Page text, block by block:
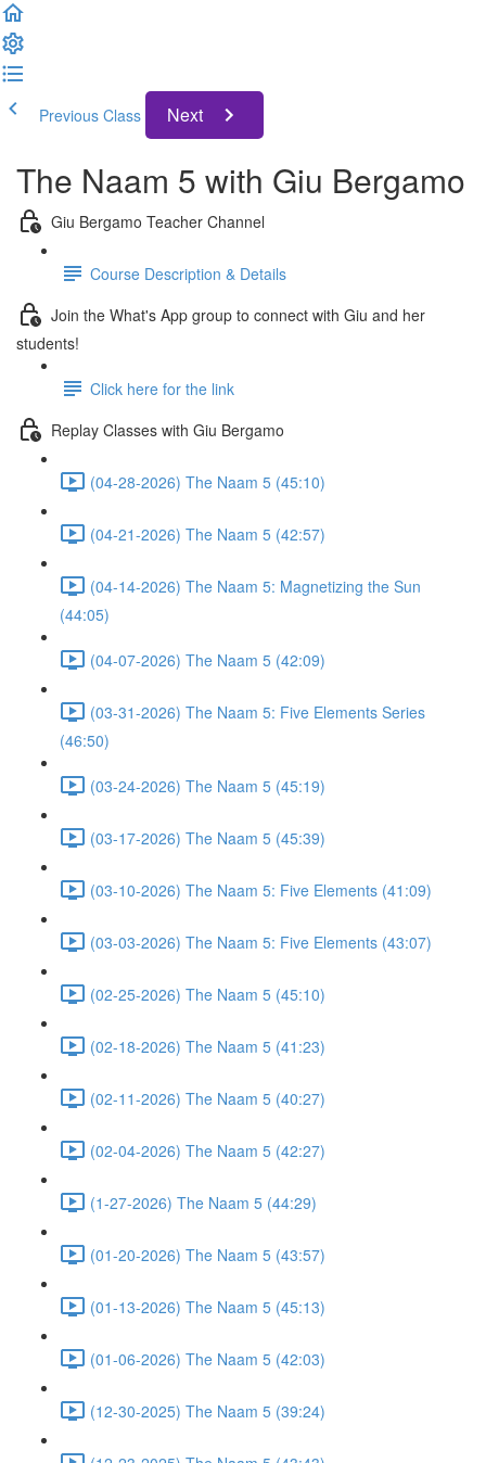
Previous Class Next
The Naam 5 with Giu Bergamo
Giu Bergamo Teacher Channel
Course Description & Details
Join the What's App group to connect with Giu and her
students!
Click here for the link
Replay Classes with Giu Bergamo
(04-28-2026) The Naam 5 (45:10)
(04-21-2026) The Naam 5 (42:57)
(04-14-2026) The Naam 5: Magnetizing the Sun
(44:05)
(04-07-2026) The Naam 5 (42:09)
(03-31-2026) The Naam 5: Five Elements Series
(46:50)
(03-24-2026) The Naam 5 (45:19)
(03-17-2026) The Naam 5 (45:39)
(03-10-2026) The Naam 5: Five Elements (41:09)
(03-03-2026) The Naam 5: Five Elements (43:07)
(02-25-2026) The Naam 5 (45:10)
(02-18-2026) The Naam 5 (41:23)
(02-11-2026) The Naam 5 (40:27)
(02-04-2026) The Naam 5 (42:27)
(1-27-2026) The Naam 5 (44:29)
(01-20-2026) The Naam 5 (43:57)
(01-13-2026) The Naam 5 (45:13)
(01-06-2026) The Naam 5 (42:03)
(12-30-2025) The Naam 5 (39:24)